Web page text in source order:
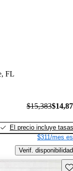
FL
$15,383
El precio incluye tasas
$311/mes
Verif. disponibilidad